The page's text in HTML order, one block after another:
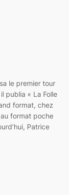
le premier tour
publia « La Folle
format, chez
format poche
Patrice